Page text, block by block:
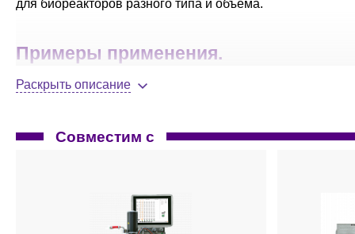
для биореакторов разного типа и объема.
Примеры применения.
Измерение, документирование кинетики роста в
показателями более ранних партий.
Использование кривых роста для максимального
Создание сложных профилей подпитки.
Раскрыть описание
Совместим с